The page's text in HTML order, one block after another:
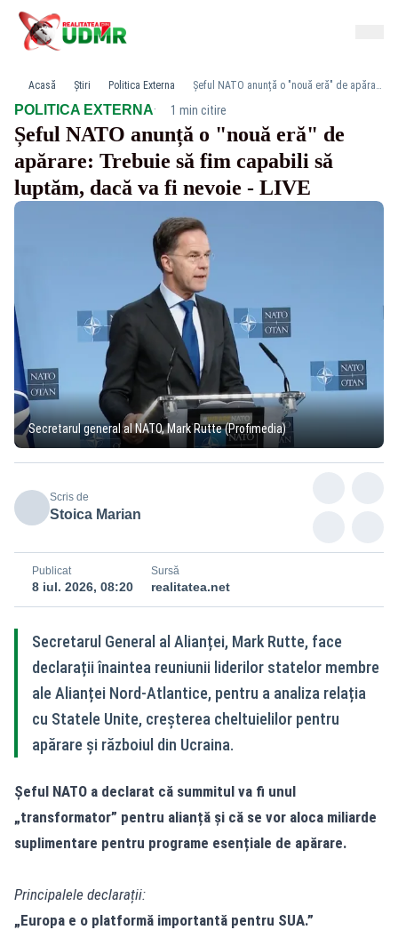
Acasă Știri Politica Externa Șeful NATO anunță o "nouă eră" de apărare: Trebuie să fim capabili să luptăm, dacă va fi nevoie - LIVE
POLITICA EXTERNA· 1 min citire
Șeful NATO anunță o "nouă eră" de
apărare: Trebuie să fim capabili să
luptăm, dacă va fi nevoie - LIVE
Secretarul general al NATO, Mark Rutte (Profimedia)
Scris de
Stoica Marian
Publicat
8 iul. 2026, 08:20
Sursă
realitatea.net
Secretarul General al Alianței, Mark Rutte, face
declarații înaintea reuniunii liderilor statelor membre
ale Alianței Nord-Atlantice, pentru a analiza relația
cu Statele Unite, creșterea cheltuielilor pentru
apărare și războiul din Ucraina.
Șeful NATO a declarat că summitul va fi unul
„transformator” pentru alianță și că se vor aloca miliarde
suplimentare pentru programe esențiale de apărare.
Principalele declarații:
„Europa e o platformă importantă pentru SUA.”